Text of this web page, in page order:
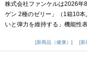
株式会社ファンケルは2026年
ゲン 2種のゼリー」（1箱10
いと弾力を維持する」機能
新商品（健康）
新